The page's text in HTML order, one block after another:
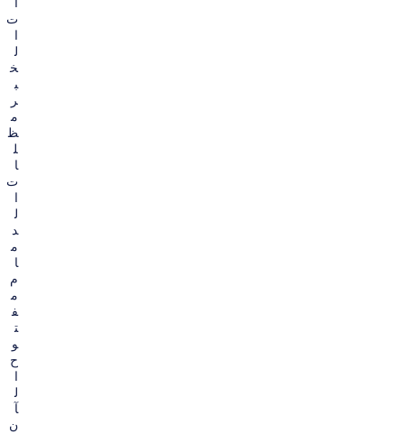
ا
ت
ا
ل
خ
ب
ر
م
ظ
ل
ا
ت
ا
ل
د
م
ا
م
م
ف
ت
و
ح
ا
ل
آ
ن